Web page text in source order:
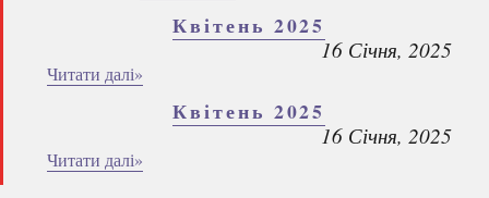
Квітень 2025
16 Січня, 2025
Читати далі»
Квітень 2025
16 Січня, 2025
Читати далі»